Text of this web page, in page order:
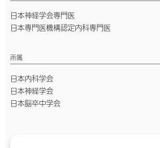
日本神経学会専門医
日本専門医機構認定内科専門医
所属
日本内科学会
日本神経学会
日本脳卒中学会